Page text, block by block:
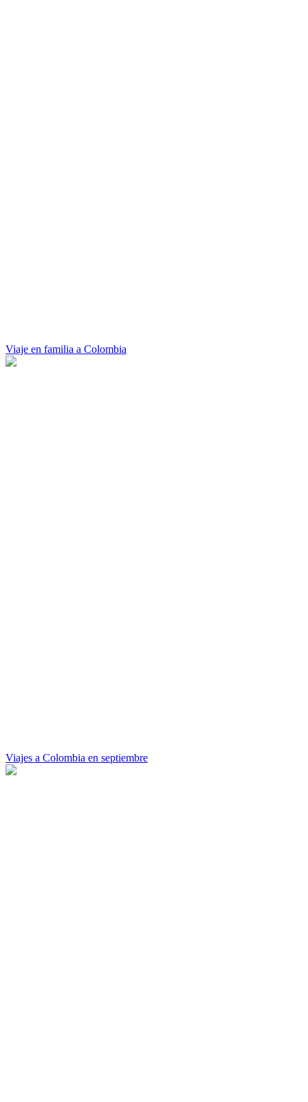
Viaje en familia a Colombia
Viajes a Colombia en septiembre